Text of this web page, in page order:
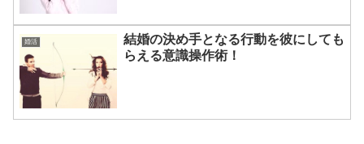
婚活
結婚の決め手となる行動を彼にしても
らえる意識操作術！